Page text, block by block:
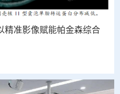
精准影像赋能帕金森综合